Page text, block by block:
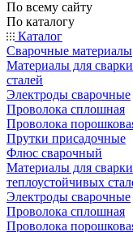
По всему сайту
По каталогу
Каталог
Сварочные материалы
Материалы для
сталей
Электроды сварочные
Проволока сплошная
Проволока
Прутки присадочные
Флюс сварочный
Материалы для
теплоустойчивых
Электроды сварочные
Проволока сплошная
Проволока